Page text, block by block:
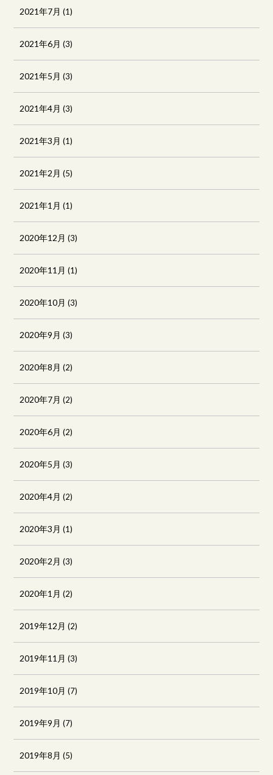
2021年7月 (1)
2021年6月 (3)
2021年5月 (3)
2021年4月 (3)
2021年3月 (1)
2021年2月 (5)
2021年1月 (1)
2020年12月 (3)
2020年11月 (1)
2020年10月 (3)
2020年9月 (3)
2020年8月 (2)
2020年7月 (2)
2020年6月 (2)
2020年5月 (3)
2020年4月 (2)
2020年3月 (1)
2020年2月 (3)
2020年1月 (2)
2019年12月 (2)
2019年11月 (3)
2019年10月 (7)
2019年9月 (7)
2019年8月 (5)